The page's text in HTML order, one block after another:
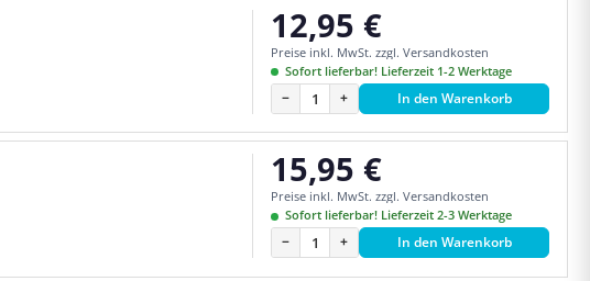
Regulärer Preis:
12,95 €
Preise inkl. MwSt. zzgl. Versandkosten
Sofort lieferbar! Lieferzeit 1-2 Werktage
− + In den Warenkorb
Regulärer Preis:
15,95 €
Preise inkl. MwSt. zzgl. Versandkosten
Sofort lieferbar! Lieferzeit 2-3 Werktage
− + In den Warenkorb